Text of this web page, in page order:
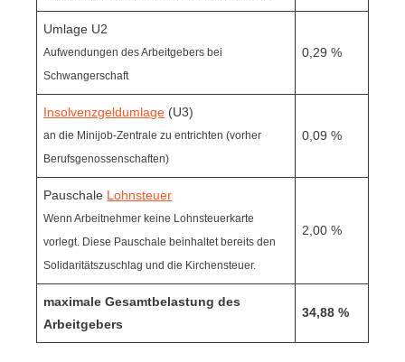
Umlage U2
Aufwendungen des Arbeitgebers bei
Schwangerschaft
0,29 %
Insolvenzgeldumlage (U3)
an die Minijob-Zentrale zu entrichten (vorher
Berufsgenossenschaften)
0,09 %
Pauschale Lohnsteuer
Wenn Arbeitnehmer keine Lohnsteuerkarte
vorlegt. Diese Pauschale beinhaltet bereits den
Solidaritätszuschlag und die Kirchensteuer.
2,00 %
maximale Gesamtbelastung des
Arbeitgebers
34,88 %